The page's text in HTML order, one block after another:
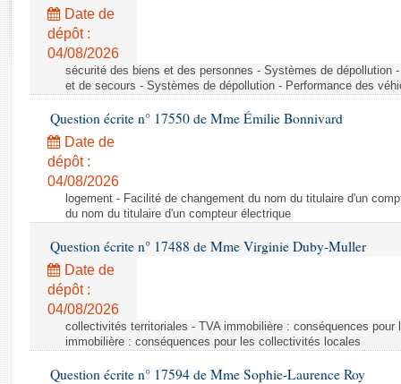
Rapports législatifs
Rapports sur l'application des lois
Baromètre de l’application des lois
Dossiers législatifs
Budget et sécurité sociale
Questions écrites et orales
Comptes rendus des débats
Date de
dépôt :
04/08/2026
sécurité des biens et des personnes - Systèmes de dépollution
et de secours - Systèmes de dépollution - Performance des
Question écrite n° 17550 de Mme Émilie Bonnivard
Date de
dépôt :
04/08/2026
logement - Facilité de changement du nom du titulaire d'un
du nom du titulaire d'un compteur électrique
Question écrite n° 17488 de Mme Virginie Duby-Muller
Date de
dépôt :
04/08/2026
collectivités territoriales - TVA immobilière : conséquences
immobilière : conséquences pour les collectivités locales
Question écrite n° 17594 de Mme Sophie-Laurence Roy